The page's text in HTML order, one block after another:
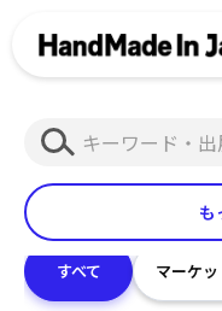
Photo
も
検
索
すべて マーケッ